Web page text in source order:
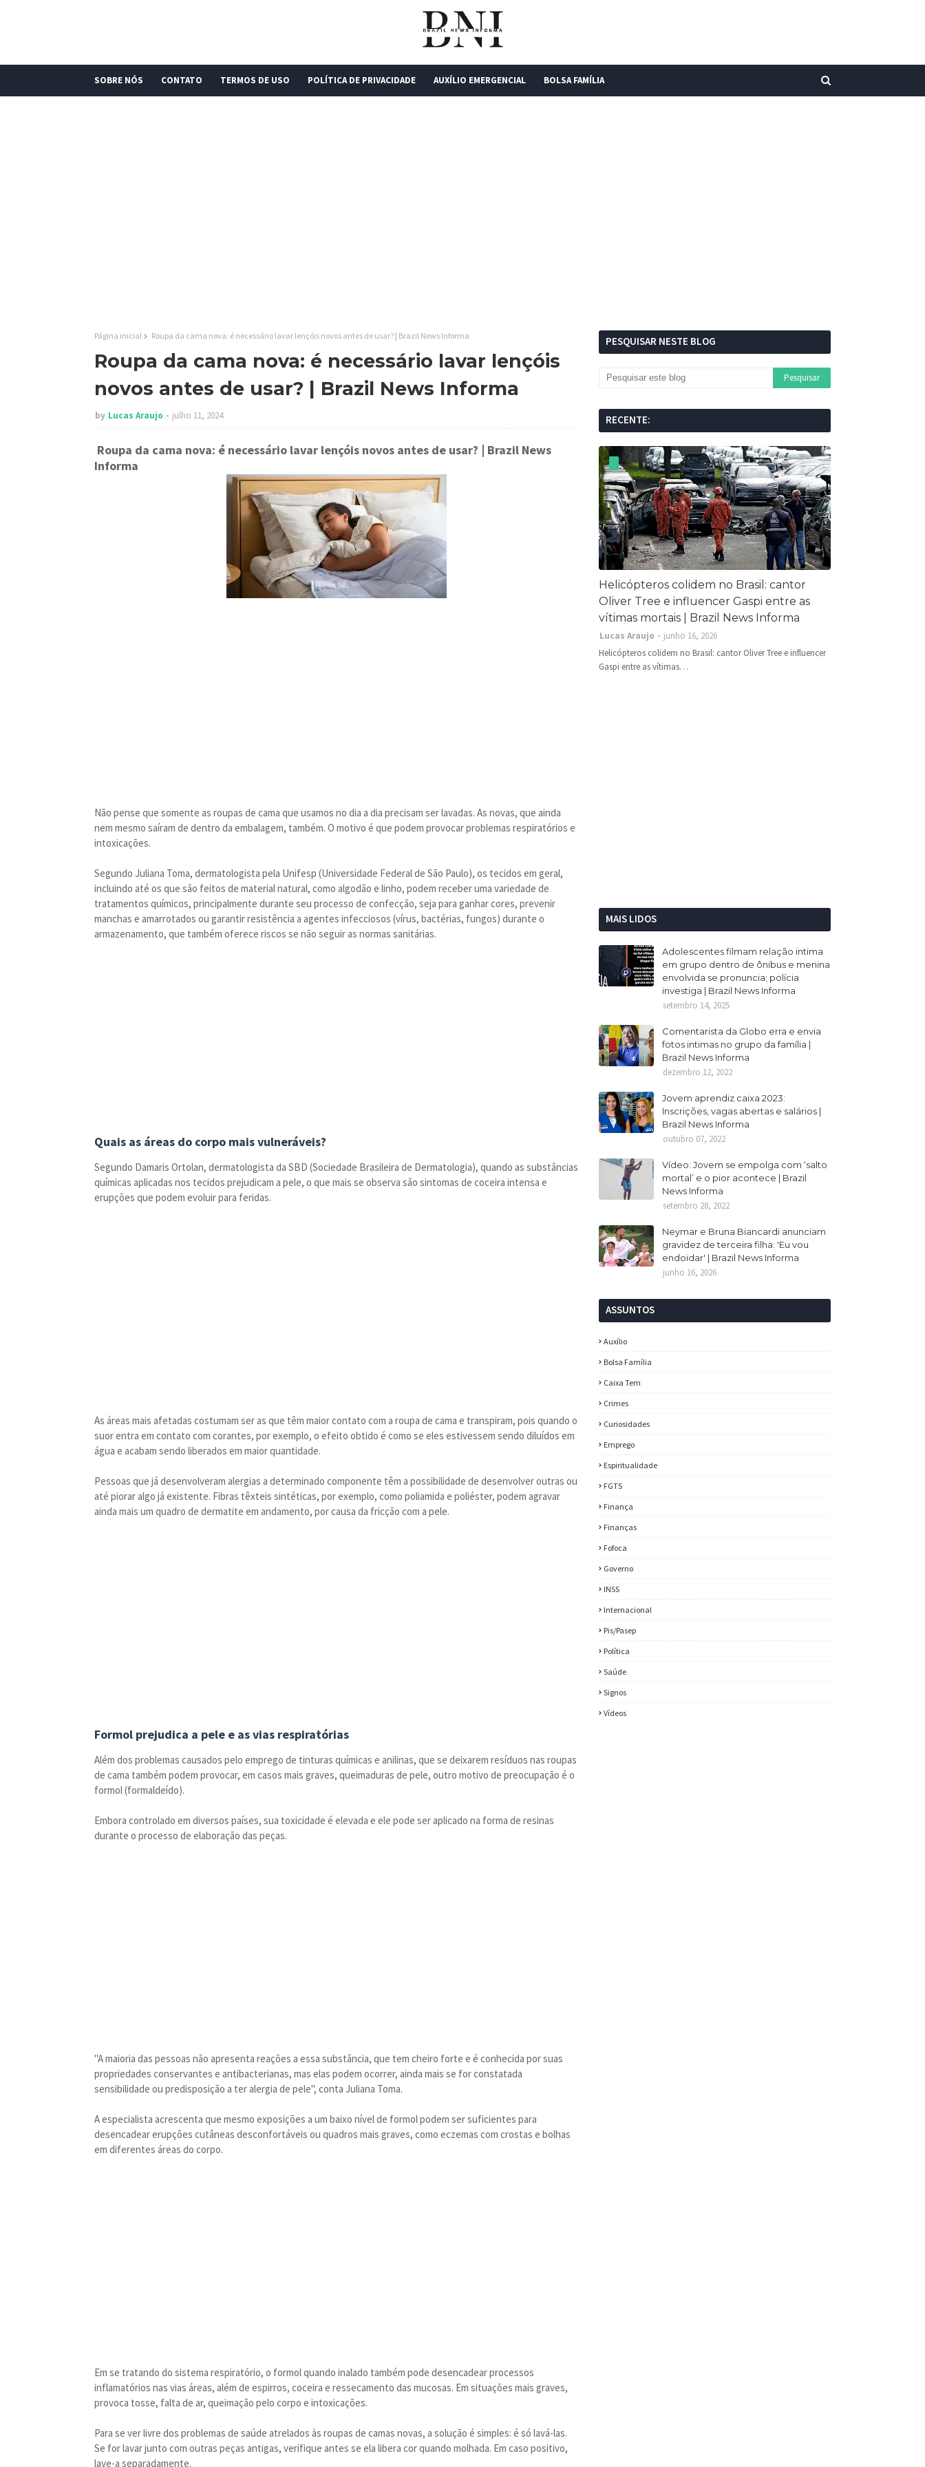
SOBRE NÓS CONTATO TERMOS DE USO POLÍTICA DE PRIVACIDADE AUXÍLIO EMERGENCIAL BOLSA FAMÍLIA
Página inicial Roupa da cama nova: é necessário lavar lençóis novos antes de usar? | Brazil News Informa
Roupa da cama nova: é necessário lavar lençóis
novos antes de usar? | Brazil News Informa
by Lucas Araujo julho 11, 2024
Roupa da cama nova: é necessário lavar lençóis novos antes de usar? | Brazil News
Informa
Não pense que somente as roupas de cama que usamos no dia a dia precisam ser lavadas. As novas, que ainda
nem mesmo saíram de dentro da embalagem, também. O motivo é que podem provocar problemas respiratórios e
intoxicações.
Segundo Juliana Toma, dermatologista pela Unifesp (Universidade Federal de São Paulo), os tecidos em geral,
incluindo até os que são feitos de material natural, como algodão e linho, podem receber uma variedade de
tratamentos químicos, principalmente durante seu processo de confecção, seja para ganhar cores, prevenir
manchas e amarrotados ou garantir resistência a agentes infecciosos (vírus, bactérias, fungos) durante o
armazenamento, que também oferece riscos se não seguir as normas sanitárias.
Quais as áreas do corpo mais vulneráveis?
Segundo Damaris Ortolan, dermatologista da SBD (Sociedade Brasileira de Dermatologia), quando as substâncias
químicas aplicadas nos tecidos prejudicam a pele, o que mais se observa são sintomas de coceira intensa e
erupções que podem evoluir para feridas.
As áreas mais afetadas costumam ser as que têm maior contato com a roupa de cama e transpiram, pois quando o
suor entra em contato com corantes, por exemplo, o efeito obtido é como se eles estivessem sendo diluídos em
água e acabam sendo liberados em maior quantidade.
Pessoas que já desenvolveram alergias a determinado componente têm a possibilidade de desenvolver outras ou
até piorar algo já existente. Fibras têxteis sintéticas, por exemplo, como poliamida e poliéster, podem agravar
ainda mais um quadro de dermatite em andamento, por causa da fricção com a pele.
Formol prejudica a pele e as vias respiratórias
Além dos problemas causados pelo emprego de tinturas químicas e anilinas, que se deixarem resíduos nas roupas
de cama também podem provocar, em casos mais graves, queimaduras de pele, outro motivo de preocupação é o
formol (formaldeído).
Embora controlado em diversos países, sua toxicidade é elevada e ele pode ser aplicado na forma de resinas
durante o processo de elaboração das peças.
"A maioria das pessoas não apresenta reações a essa substância, que tem cheiro forte e é conhecida por suas
propriedades conservantes e antibacterianas, mas elas podem ocorrer, ainda mais se for constatada
sensibilidade ou predisposição a ter alergia de pele", conta Juliana Toma.
A especialista acrescenta que mesmo exposições a um baixo nível de formol podem ser suficientes para
desencadear erupções cutâneas desconfortáveis ou quadros mais graves, como eczemas com crostas e bolhas
em diferentes áreas do corpo.
Em se tratando do sistema respiratório, o formol quando inalado também pode desencadear processos
inflamatórios nas vias áreas, além de espirros, coceira e ressecamento das mucosas. Em situações mais graves,
provoca tosse, falta de ar, queimação pelo corpo e intoxicações.
Para se ver livre dos problemas de saúde atrelados às roupas de camas novas, a solução é simples: é só lavá-las.
Se for lavar junto com outras peças antigas, verifique antes se ela libera cor quando molhada. Em caso positivo,
lave-a separadamente.
PESQUISAR NESTE BLOG
RECENTE:
Helicópteros colidem no Brasil: cantor
Oliver Tree e influencer Gaspi entre as
vítimas mortais | Brazil News Informa
Lucas Araujo
junho 16, 2026
Helicópteros colidem no Brasil: cantor Oliver Tree e influencer
Gaspi entre as vítimas…
MAIS LIDOS
Adolescentes filmam relação intima
em grupo dentro de ônibus e menina
envolvida se pronuncia; polícia
investiga | Brazil News Informa
setembro 14, 2025
Comentarista da Globo erra e envia
fotos intimas no grupo da família |
Brazil News Informa
dezembro 12, 2022
Jovem aprendiz caixa 2023:
Inscrições, vagas abertas e salários |
Brazil News Informa
outubro 07, 2022
Vídeo: Jovem se empolga com ‘salto
mortal’ e o pior acontece | Brazil
News Informa
setembro 28, 2022
Neymar e Bruna Biancardi anunciam
gravidez de terceira filha: 'Eu vou
endoidar' | Brazil News Informa
junho 16, 2026
ASSUNTOS
Auxílio
Bolsa Família
Caixa Tem
Crimes
Curiosidades
Emprego
Espiritualidade
FGTS
Finança
Finanças
Fofoca
Governo
INSS
Internacional
Pis/Pasep
Política
Saúde
Signos
Vídeos